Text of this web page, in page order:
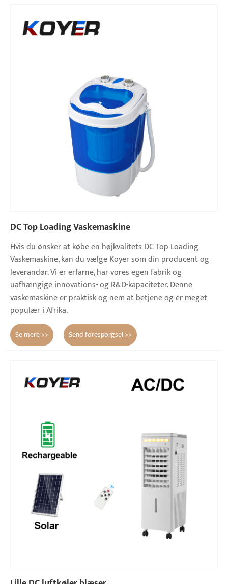
DC Top Loading Vaskemaskine
Hvis du ønsker at købe en højkvalitets DC Top Loading
Vaskemaskine, kan du vælge Koyer som din producent og
leverandør. Vi er erfarne, har vores egen fabrik og
uafhængige innovations- og R&D-kapaciteter. Denne
vaskemaskine er praktisk og nem at betjene og er meget
populær i Afrika.
Se mere >> Send forespørgsel >>